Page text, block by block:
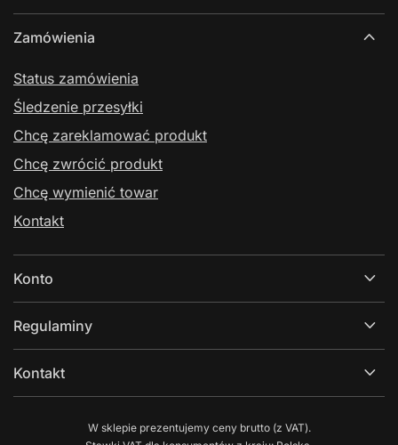
Zamówienia
Status zamówienia
Śledzenie przesyłki
Chcę zareklamować produkt
Chcę zwrócić produkt
Chcę wymienić towar
Kontakt
Konto
Regulaminy
Kontakt
W sklepie prezentujemy ceny brutto (z VAT).